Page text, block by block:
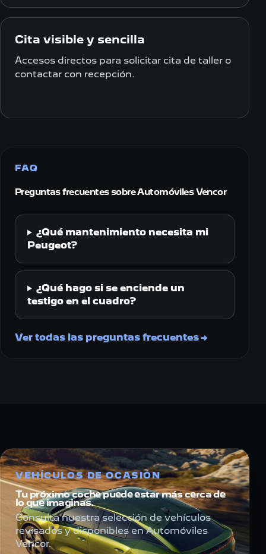
Cita visible y sencilla
Accesos directos para solicitar cita de taller o
contactar con recepción.
FAQ
Preguntas frecuentes sobre Automóviles Vencor
¿Qué mantenimiento necesita mi
Peugeot?
¿Qué hago si se enciende un
testigo en el cuadro?
Ver todas las preguntas frecuentes →
VEHÍCULOS DE OCASIÓN
Tu próximo coche puede estar más cerca de
lo que imaginas.
Consulta nuestra selección de vehículos
revisados y disponibles en Automóviles
Vencor.